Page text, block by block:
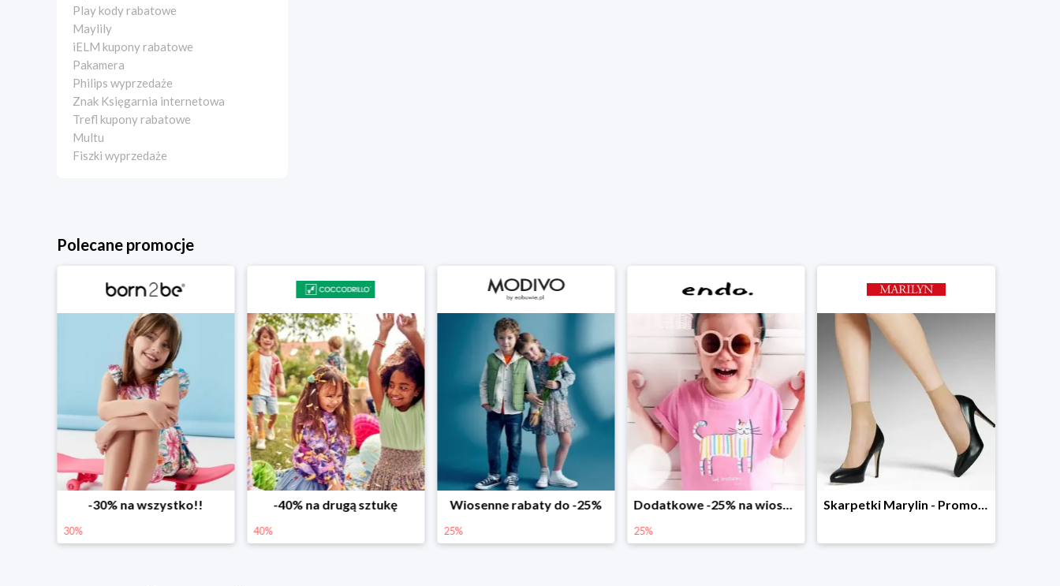
Play kody rabatowe
Maylily
iELM kupony rabatowe
Pakamera
Philips wyprzedaże
Znak Księgarnia internetowa
Trefl kupony rabatowe
Multu
Fiszki wyprzedaże
Polecane promocje
-30% na wszystko!!
30%
-40% na drugą sztukę
40%
Wiosenne rabaty do -25%
25%
Dodatkowe -25% na wiosenne nowości
25%
Skarpetki Marylin - Promocja 4+1